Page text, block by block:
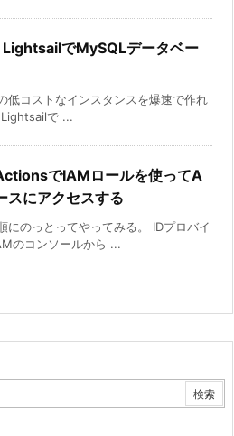
でMySQLデータベー
低コストなインスタンスを爆速で作れ
で ...
でIAMロールを使ってA
スにアクセスする
にのっとってやってみる。 IDプロバイ
のコンソールから ...